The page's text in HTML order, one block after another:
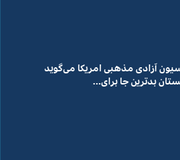
آزادی مذهبی امریکا می‌گوید
بدترین جا برای...